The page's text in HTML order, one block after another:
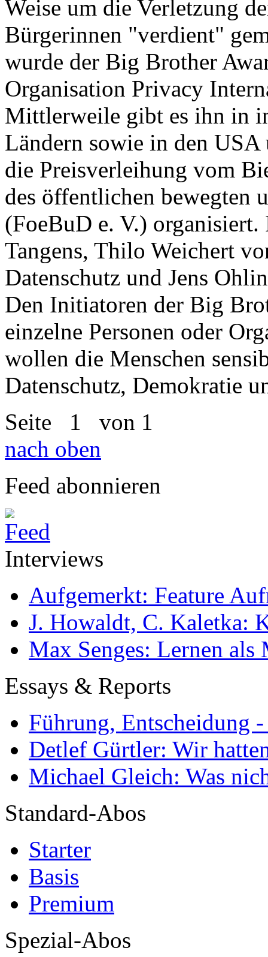
Weise um die Verletzung
Bürgerinnen "verdient"
wurde der Big Brother
Organisation Privacy
Mittlerweile gibt es ihn in
Ländern sowie in den
die Preisverleihung vom
des öffentlichen bewegten
(FoeBuD e. V.) organisiert.
Tangens, Thilo Weichert
Datenschutz und Jens
Den Initiatoren der Big
einzelne Personen oder
wollen die Menschen
Datenschutz, Demokratie
Seite 1 von 1
nach oben
Feed abonnieren
Interviews
Aufgemerkt: Feature
J. Howaldt, C. Kaletka:
Max Senges: Lernen als
Essays & Reports
Führung, Entscheidung
Detlef Gürtler: Wir
Michael Gleich: Was
Standard-Abos
Starter
Basis
Premium
Spezial-Abos